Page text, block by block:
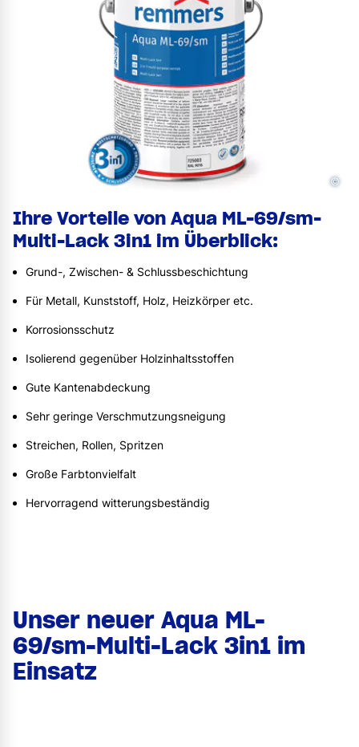
Ihre Vorteile von Aqua ML-69/sm-
Multi-Lack 3in1 im Überblick:
Grund-, Zwischen- & Schlussbeschichtung
Für Metall, Kunststoff, Holz, Heizkörper etc.
Korrosionsschutz
Isolierend gegenüber Holzinhaltsstoffen
Gute Kantenabdeckung
Sehr geringe Verschmutzungsneigung
Streichen, Rollen, Spritzen
Große Farbtonvielfalt
Hervorragend witterungsbeständig
©
Unser neuer Aqua ML-
69/sm-Multi-Lack 3in1 im
Einsatz